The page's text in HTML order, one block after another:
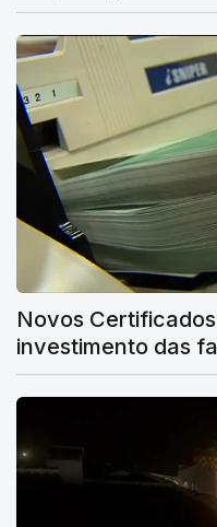
Novos
investimento das